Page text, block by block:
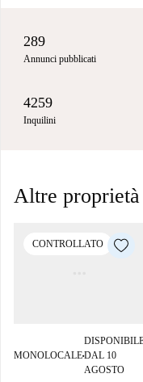
289
Annunci pubblicati
4259
Inquilini
Altre
CONTROLLATO
MONOLOCALE■DAL 10
AGOSTO